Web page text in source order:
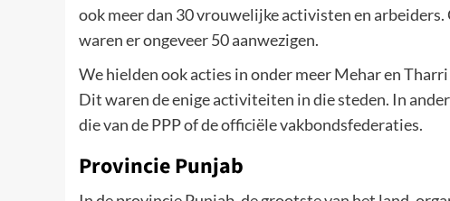
ook meer dan 30 vrouwelijke activisten en arbeiders.
waren er ongeveer 50 aanwezigen.
We hielden ook acties in onder meer Mehar en
Dit waren de enige activiteiten in die steden. In
die van de PPP of de officiële vakbondsfederaties.
Provincie Punjab